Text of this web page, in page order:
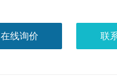
在线询价 联